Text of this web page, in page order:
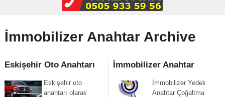
İmmobilizer Anahtar Archive
Eskişehir Oto Anahtarı
Eskişehir oto
anahtarı olarak
İmmobilizer Anahtar
İmmobilizer Yedek
Anahtar Çoğaltma